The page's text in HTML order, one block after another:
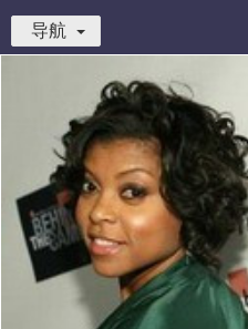
导航